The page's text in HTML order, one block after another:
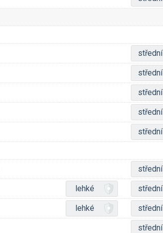
střední
střední
střední
střední
střední
střední
lehké střední
lehké střední
střední